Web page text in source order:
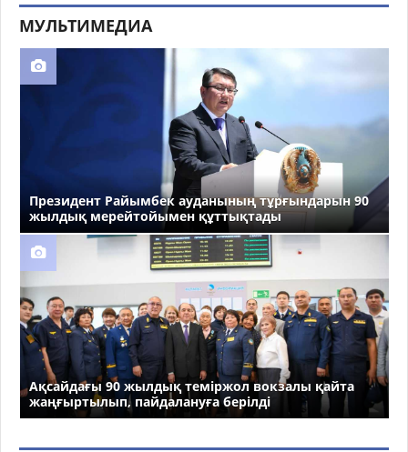
МУЛЬТИМЕДИА
Президент Райымбек ауданының тұрғындарын 90
жылдық мерейтойымен құттықтады
Ақсайдағы 90 жылдық теміржол вокзалы қайта
жаңғыртылып, пайдалануға берілді